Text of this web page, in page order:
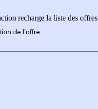
recharge la liste des offres
de l'offre